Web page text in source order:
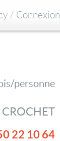
/ Connexion
personne
22 10 64